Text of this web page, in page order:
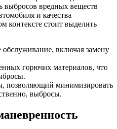
выбросов вредных веществ
и качества
контексте стоит выделить
обслуживание, включая замену
горючих материалов, что
позволяющий минимизировать
выбросы.